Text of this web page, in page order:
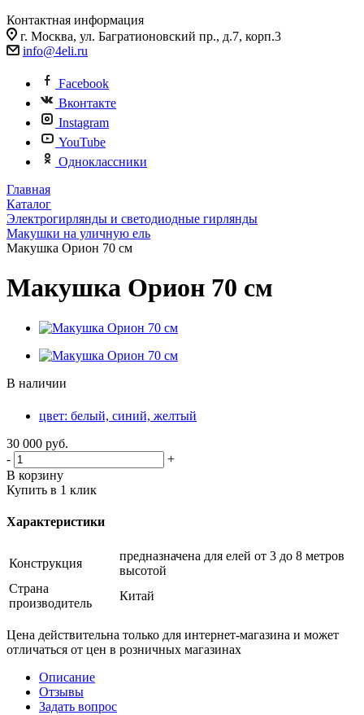
Контактная информация
г. Москва, ул. Багратионовский пр., д.7, корп.3
info@4eli.ru
Facebook
Вконтакте
Instagram
YouTube
Одноклассники
Главная
Каталог
Электрогирлянды и светодиодные гирлянды
Макушки на уличную ель
Макушка Орион 70 см
Макушка Орион 70 см
В наличии
цвет: белый, синий, желтый
30 000 руб.
-
+
В корзину
Купить в 1 клик
Характеристики
Конструкция
предназначена для елей от 3 до 8 метров
высотой
Страна
производитель
Китай
Цена действительна только для интернет-магазина и может
отличаться от цен в розничных магазинах
Описание
Отзывы
Задать вопрос